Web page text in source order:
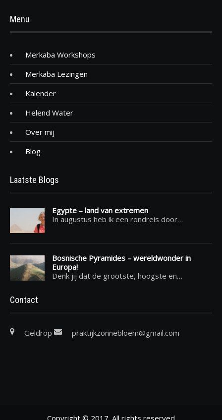
Menu
Merkaba Workshops
Merkaba Lezingen
Kalender
Helend Water
Over mij
Blog
Laatste Blogs
Egypte – land van extremen
In augustus heb ik een rondreis door…
Bosnische Pyramides – wereldwonder in
Europa!
Denk jij dat de grootste, hoogste en…
Contact
Geldrop praktijkzonnebloem@gmail.com
Copyright © 2017. All rights reserved